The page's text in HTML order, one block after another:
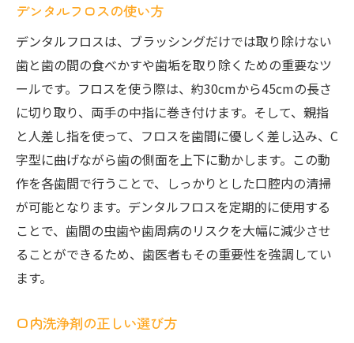
デンタルフロスの使い方
デンタルフロスは、ブラッシングだけでは取り除けない
歯と歯の間の食べかすや歯垢を取り除くための重要なツ
ールです。フロスを使う際は、約30cmから45cmの長さ
に切り取り、両手の中指に巻き付けます。そして、親指
と人差し指を使って、フロスを歯間に優しく差し込み、C
字型に曲げながら歯の側面を上下に動かします。この動
作を各歯間で行うことで、しっかりとした口腔内の清掃
が可能となります。デンタルフロスを定期的に使用する
ことで、歯間の虫歯や歯周病のリスクを大幅に減少させ
ることができるため、歯医者もその重要性を強調してい
ます。
口内洗浄剤の正しい選び方